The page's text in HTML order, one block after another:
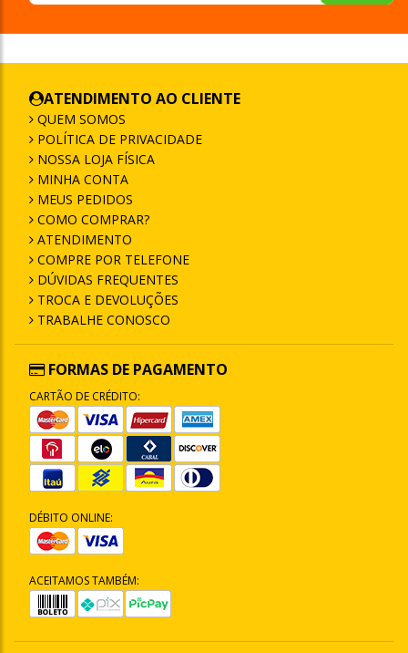
ATENDIMENTO AO CLIENTE
QUEM SOMOS
POLÍTICA DE PRIVACIDADE
NOSSA LOJA FÍSICA
MINHA CONTA
MEUS PEDIDOS
COMO COMPRAR?
ATENDIMENTO
COMPRE POR TELEFONE
DÚVIDAS FREQUENTES
TROCA E DEVOLUÇÕES
TRABALHE CONOSCO
FORMAS DE PAGAMENTO
CARTÃO DE CRÉDITO:
DÉBITO ONLINE:
ACEITAMOS TAMBÉM: